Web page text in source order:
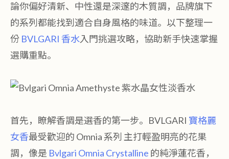
論你偏好清新、中性還是深邃的木質調，品牌旗下
的系列都能找到適合自身風格的味道。以下整理一
份 BVLGARI 香水入門挑選攻略，協助新手快速掌握
選購重點。
首先，瞭解香調是選香的第一步。BVLGARI 寶格麗
女香最受歡迎的 Omnia 系列 主打輕盈明亮的花果
調，像是 Bvlgari Omnia Crystalline 的純淨蓮花香，